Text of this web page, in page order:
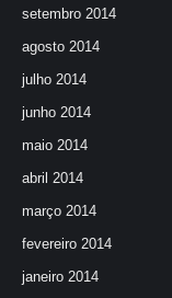
setembro 2014
agosto 2014
julho 2014
junho 2014
maio 2014
abril 2014
março 2014
fevereiro 2014
janeiro 2014